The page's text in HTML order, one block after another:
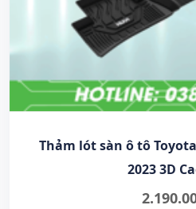
Thảm lót sàn ô tô
2023 3D